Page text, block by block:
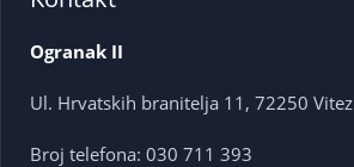
Ogranak II
Ul. Hrvatskih branitelja 11, 72250 Vitez
Broj telefona: 030 711 393